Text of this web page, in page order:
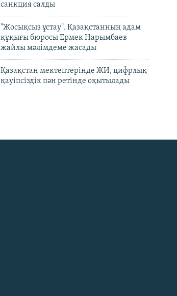
санкция салды
"Жосықсыз ұстау". Қазақстанның адам
құқығы бюросы Ермек Нарымбаев
жайлы мәлімдеме жасады
Қазақстан мектептерінде ЖИ, цифрлық
қауіпсіздік пән ретінде оқытылады